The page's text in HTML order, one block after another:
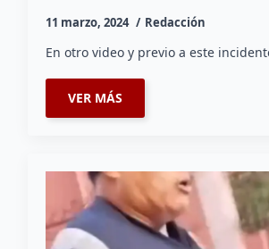
11 marzo, 2024 Redacción
En otro video y previo a este
VER MÁS